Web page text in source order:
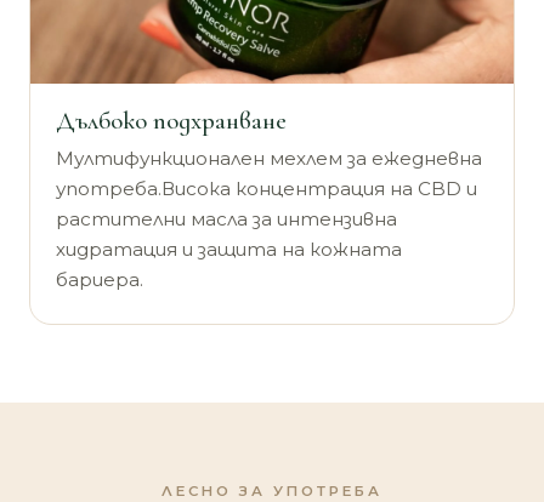
Дълбоко подхранване
Мултифункционален мехлем за ежедневна
употреба.Висока концентрация на CBD и
растителни масла за интензивна
хидратация и защита на кожната
бариера.
ЛЕСНО ЗА УПОТРЕБА